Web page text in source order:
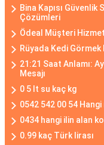
Bina Kapısı
Çözümleri
Ödeal Müşteri
Rüyada Kedi Görmek
21:21 Saat Anlamı:
Mesajı
0 5 lt su kaç kg
0542 542 00 54
0434 hangi ilin alan
0.99 kaç Türk lirası